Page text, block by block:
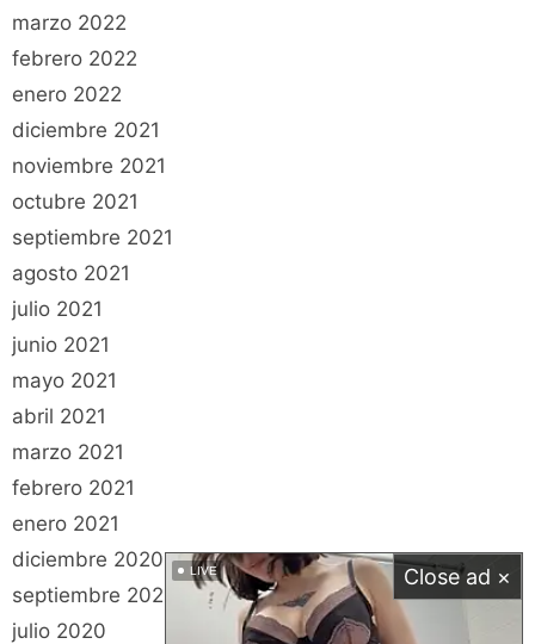
LIVE Close ad ×
marzo 2022
febrero 2022
enero 2022
diciembre 2021
noviembre 2021
octubre 2021
septiembre 2021
agosto 2021
julio 2021
junio 2021
mayo 2021
abril 2021
marzo 2021
febrero 2021
enero 2021
diciembre 2020
septiembre 2020
julio 2020